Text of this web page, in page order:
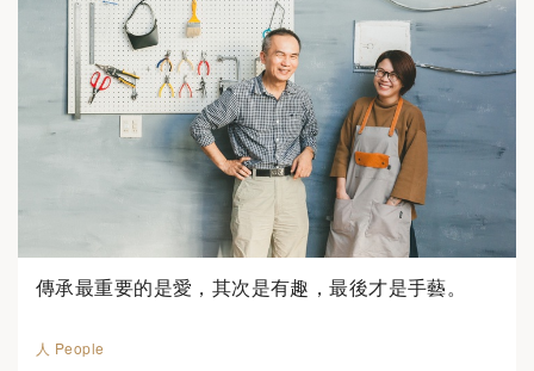
傳承最重要的是愛，其次是有趣，最後才是手藝。
人 People